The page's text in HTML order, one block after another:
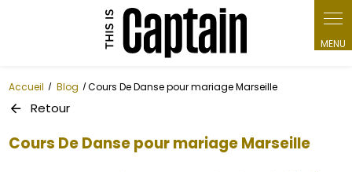
Accueil Blog Cours De Danse pour mariage Marseille
Retour
Cours De Danse pour mariage Marseille
Panneau de gestion des cookies